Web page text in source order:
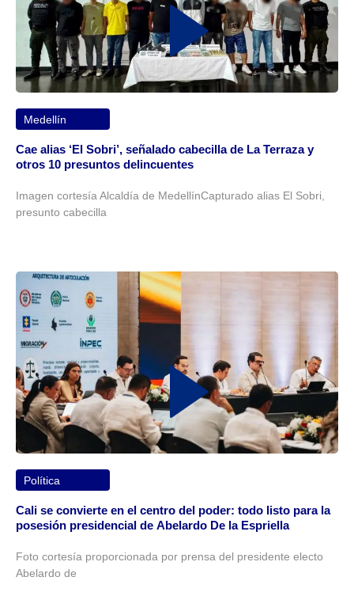
Medellín
Cae alias ‘El Sobri’, señalado cabecilla de La Terraza y
otros 10 presuntos delincuentes
Imagen cortesía Alcaldía de MedellínCapturado alias El Sobri,
presunto cabecilla
Política
Cali se convierte en el centro del poder: todo listo para la
posesión presidencial de Abelardo De la Espriella
Foto cortesía proporcionada por prensa del presidente electo
Abelardo de